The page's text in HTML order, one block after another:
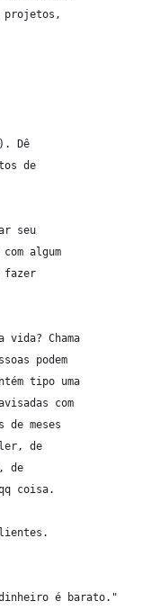
projetos,
Dê
de
seu
algum
fazer
vida? Chama
podem
tipo uma
com
meses
de
de
coisa.
é barato."